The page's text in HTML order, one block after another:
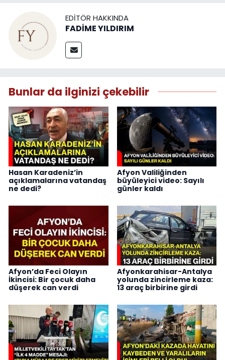
EDITÖR HAKKINDA
FADİME YILDIRIM
Bunlar da ilginizi çekebilir
Hasan Karadeniz’in
açıklamalarına vatandaş
ne dedi?
Afyon Valiliğinden
büyüleyici video: Sayılı
günler kaldı
Afyon’da Feci Olayın
İkincisi: Bir çocuk daha
düşerek can verdi
Afyonkarahisar-Antalya
yolunda zincirleme kaza:
13 araç birbirine girdi